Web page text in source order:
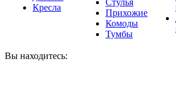
Кресла
Стулья
Прихожие
Комоды
Тумбы
Вы находитесь: